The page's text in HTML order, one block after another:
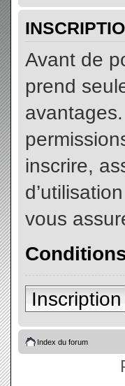
Avant de
prend
inscrire,
vous
Inscription
Index du forum